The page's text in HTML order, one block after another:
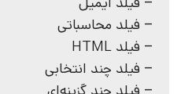
– فیلد محاسباتی
– فیلد HTML
– فیلد چند انتخابی